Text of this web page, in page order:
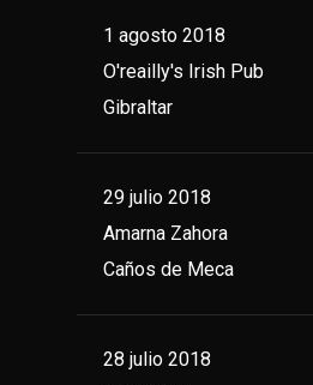
1 agosto 2018
O'reailly's Irish Pub
Gibraltar
29 julio 2018
Amarna Zahora
Caños de Meca
28 julio 2018